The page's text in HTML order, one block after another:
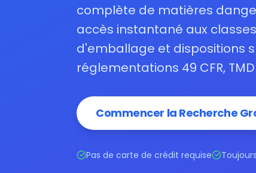
complète de matières
accès instantané aux
d'emballage et dispositions
réglementations 49 CFR,
Commencer la Recherche
Pas de carte de crédit requise